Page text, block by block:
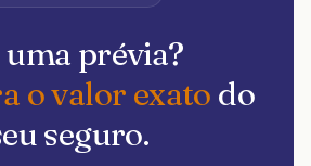
prévia?
o valor exato do
seguro.